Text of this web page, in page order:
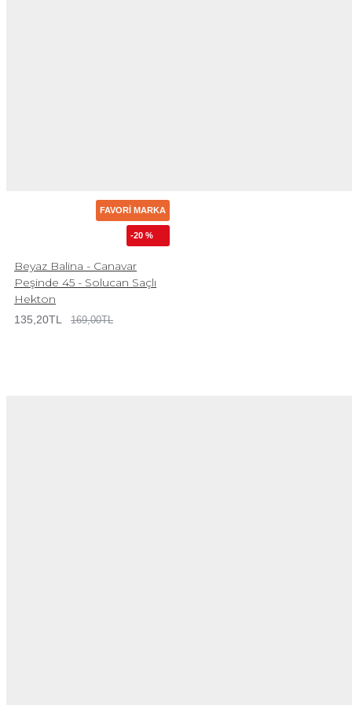
FAVORI MARKA
-20 %
Beyaz Balina - Canavar
Peşinde 45 - Solucan Saçlı
Hekton
135,20TL 169,00TL